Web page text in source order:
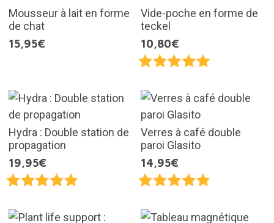
Mousseur à lait en forme
de chat
15,95€
Vide-poche en forme de
teckel
10,80€
Hydra : Double station de
propagation
19,95€
Verres à café double
paroi Glasito
14,95€